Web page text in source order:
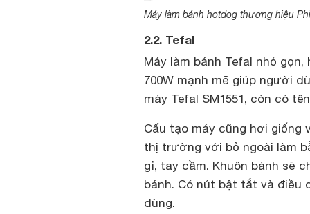
Máy làm bánh hotdog thương hiệu
2.2. Tefal
Máy làm bánh Tefal nhỏ
700W mạnh mẽ giúp người
máy Tefal SM1551, còn có
Cấu tạo máy cũng hơi giống
thị trường với bỏ ngoài làm
gỉ, tay cầm. Khuôn bánh sẽ
bánh. Có nút bật tắt và điều
dùng.